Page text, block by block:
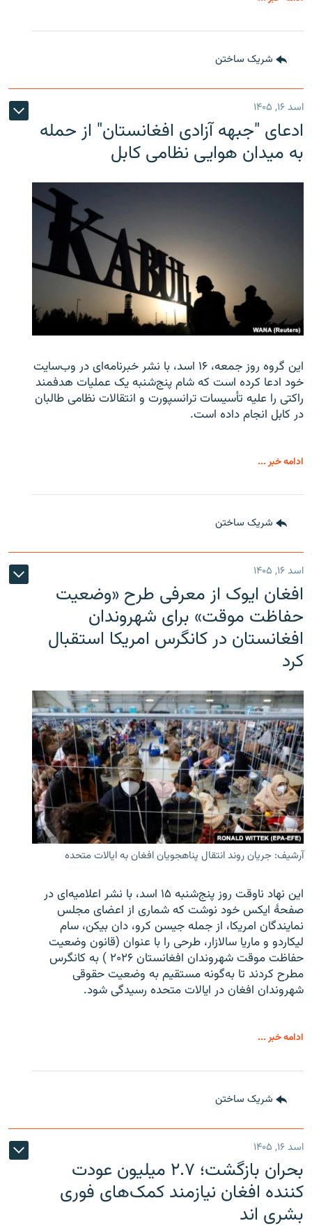
شریک ساختن
اسد ۱۶, ۱۴۰۵
ادعای "جبهه آزادی افغانستان" از حمله
به میدان هوایی نظامی کابل
این گروه روز جمعه، ۱۶ اسد، با نشر خبرنامه‌ای در وب‌سایت
خود ادعا کرده است که شام پنج‌شنبه یک عملیات هدفمند
راکتی را علیه تأسیسات ترانسپورت و انتقالات نظامی طالبان
در کابل انجام داده است.
ادامه خبر ...
شریک ساختن
اسد ۱۶, ۱۴۰۵
افغان ایوک از معرفی طرح «وضعیت
حفاظت موقت» برای شهروندان
افغانستان در کانگرس امریکا استقبال
کرد
آرشیف: جریان روند انتقال پناهجویان افغان به ایالات متحده
این نهاد ناوقت روز پنج‌شنبه ۱۵ اسد، با نشر اعلامیه‌ای در
صفحۀ ایکس خود نوشت که شماری از اعضای مجلس
نمایندگان امریکا، از جمله جیسن کرو، دان بیکن، سام
لیکاردو و ماریا سالازار، طرحی را با عنوان (قانون وضعیت
حفاظت موقت شهروندان افغانستان ۲۰۲۶ ) به کانگرس
مطرح کردند تا به‌گونه مستقیم به وضعیت حقوقی
شهروندان افغان در ایالات متحده رسیدگی شود.
ادامه خبر ...
شریک ساختن
اسد ۱۶, ۱۴۰۵
بحران بازگشت؛ ۲.۷ میلیون عودت
کننده افغان نیازمند کمک‌های فوری
بشری اند